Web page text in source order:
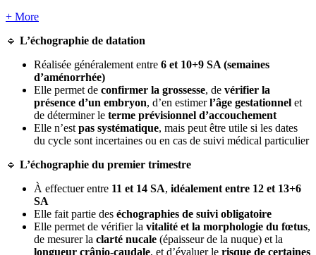
+ More
 L’échographie de datation
Réalisée généralement entre 6 et 10+9 SA (semaines
d’aménorrhée)
Elle permet de confirmer la grossesse, de vérifier la
présence d’un embryon, d’en estimer l’âge gestationnel et
de déterminer le terme prévisionnel d’accouchement
Elle n’est pas systématique, mais peut être utile si les dates
du cycle sont incertaines ou en cas de suivi médical particulier
 L’échographie du premier trimestre
À effectuer entre 11 et 14 SA, idéalement entre 12 et 13+6
SA
Elle fait partie des échographies de suivi obligatoire
Elle permet de vérifier la vitalité et la morphologie du fœtus,
de mesurer la clarté nucale (épaisseur de la nuque) et la
longueur crânio-caudale, et d’évaluer le risque de certaines